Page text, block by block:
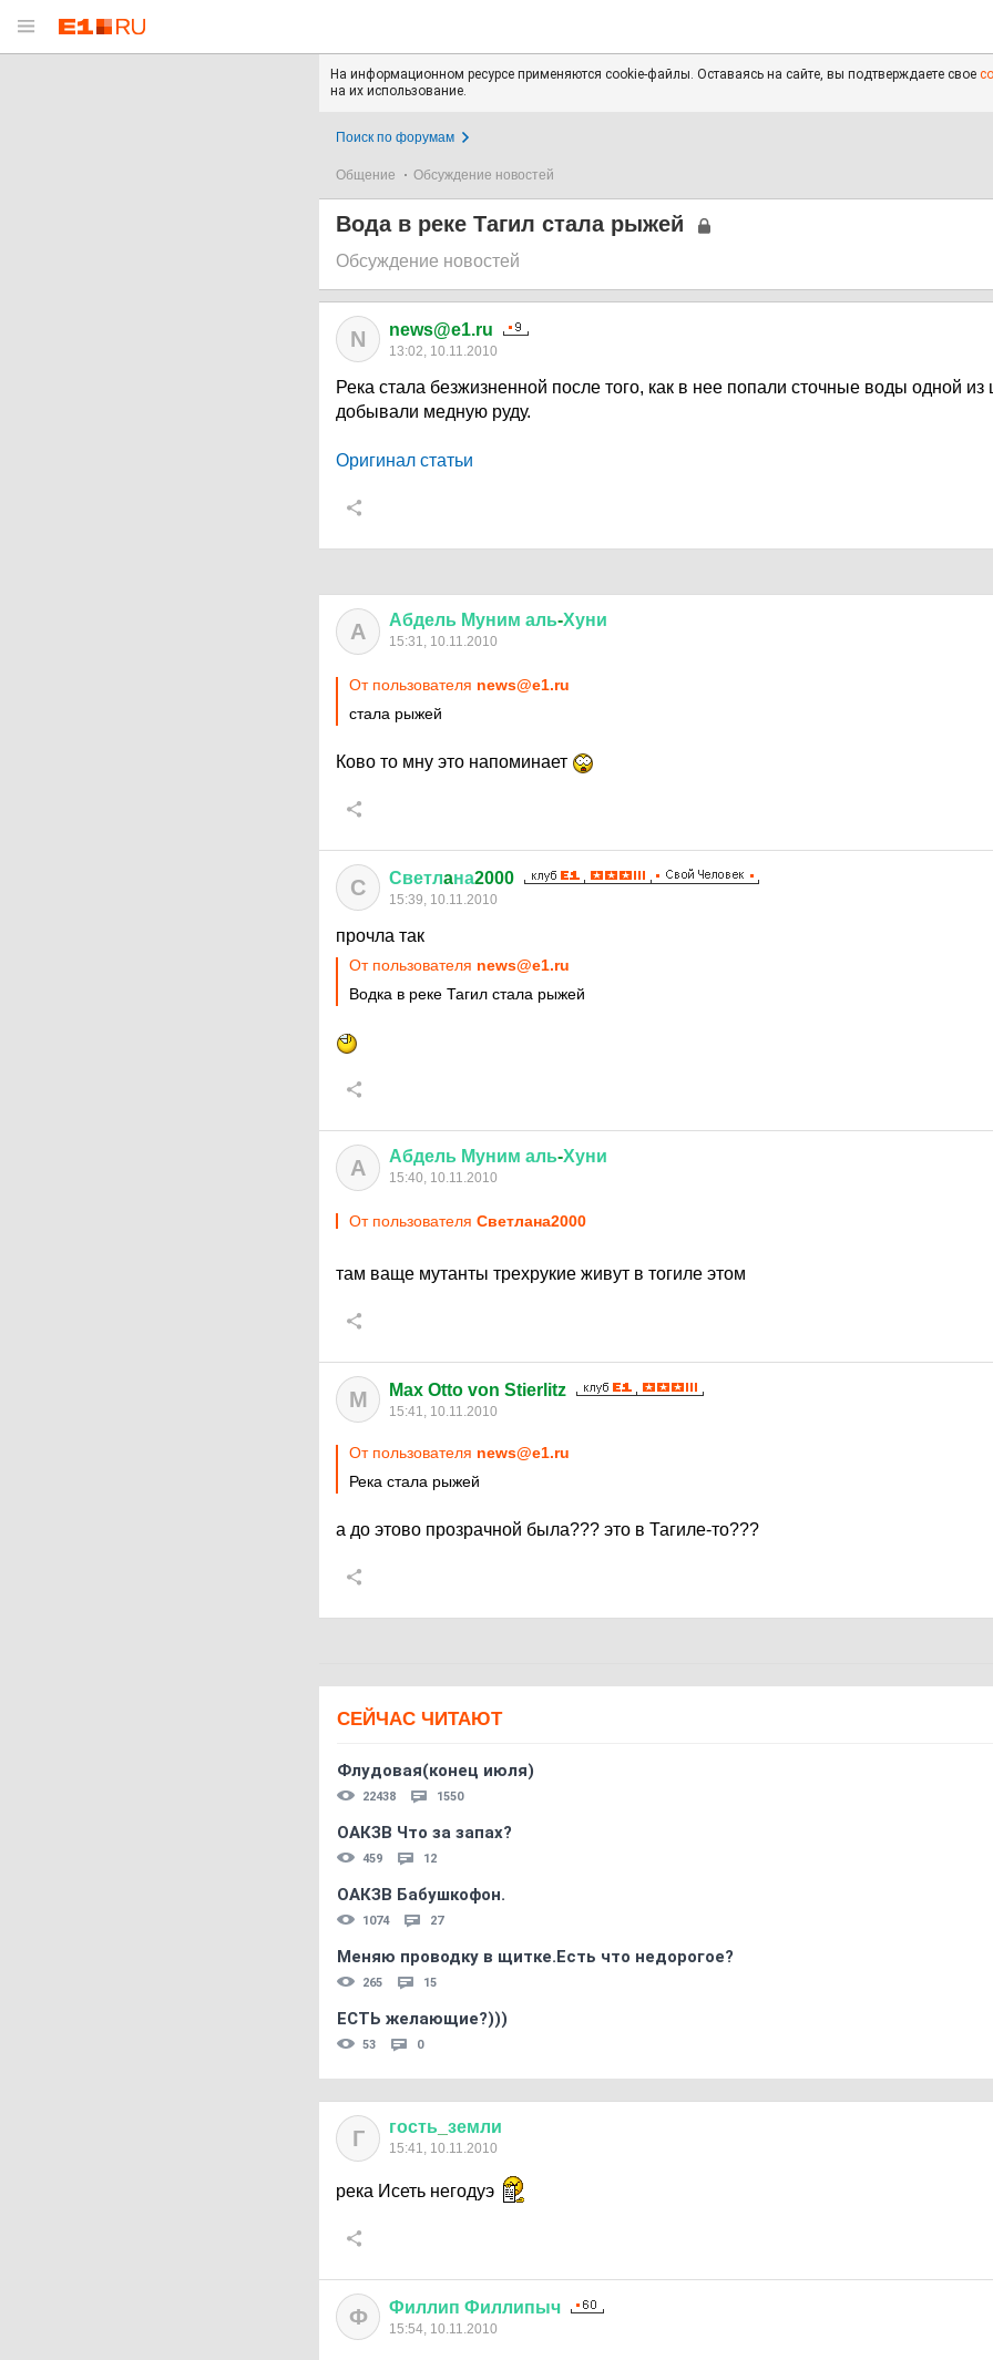
На информационном ресурсе применяются cookie-файлы. Оставаясь на сайте, вы подтверждаете свое
на их использование.
Поиск по форумам
Общение Обсуждение новостей
Вода в реке Тагил стала рыжей
Обсуждение новостей
N news@e1.ru
13:02, 10.11.2010
Река стала безжизненной после того, как в нее попали сточные воды одной из
добывали медную руду.
Оригинал статьи
А Абдель Муним аль-Хуни
15:31, 10.11.2010
От пользователя news@e1.ru
стала рыжей
Ково то мну это напоминает
С Светлaна2000
15:39, 10.11.2010
прочла так
От пользователя news@e1.ru
Водка в реке Тагил стала рыжей
А Абдель Муним аль-Хуни
15:40, 10.11.2010
От пользователя Светлaна2000
там ваще мутанты трехрукие живут в тогиле этом
M Max Otto von Stierlitz
15:41, 10.11.2010
От пользователя news@e1.ru
Река стала рыжей
а до этово прозрачной была??? это в Тагиле-то???
СЕЙЧАС ЧИТАЮТ
Флудовая(конец июля)
22438 1550
ОАКЗВ Что за запах?
459 12
ОАКЗВ Бабушкофон.
1074 27
Меняю проводку в щитке.Есть что недорогое?
265 15
ЕСТЬ желающие?)))
53 0
Г гость земли
15:41, 10.11.2010
река Исеть негодуэ
Ф Филлип Филлипыч
15:54, 10.11.2010